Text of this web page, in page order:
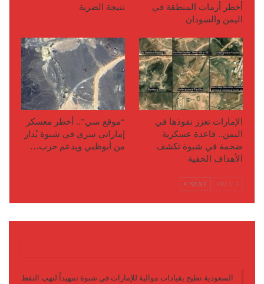
أخطر أزمات المنطقة في
اليمن والسودان
نتيجة الضربة
الإمارات تعزز نفوذها في
اليمن.. قاعدة عسكرية
ضخمة في شبوة تكشف
الأهداف الخفية
“موقع سي”.. أخطر معسكر
إماراتي سري في شبوة يُدار
من أبوظبي ويدعم حرب…
NEXT
السعودية تطيح بقيادات موالية للإمارات في شبوة تمهيداً لنهب النفط